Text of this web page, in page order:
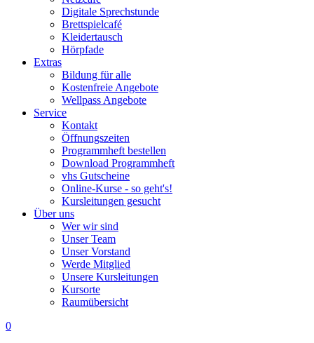
Digitale Sprechstunde
Brettspielcafé
Kleidertausch
Hörpfade
Extras
Bildung für alle
Kostenfreie Angebote
Wellpass Angebote
Service
Kontakt
Öffnungszeiten
Programmheft bestellen
Download Programmheft
vhs Gutscheine
Online-Kurse - so geht's!
Kursleitungen gesucht
Über uns
Wer wir sind
Unser Team
Unser Vorstand
Werde Mitglied
Unsere Kursleitungen
Kursorte
Raumübersicht
0